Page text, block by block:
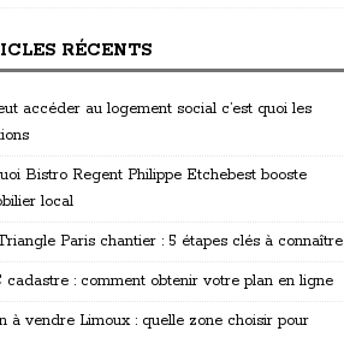
RÉCENTS
accéder au logement social c’est quoi les
Bistro Regent Philippe Etchebest booste
local
Paris chantier : 5 étapes clés à connaître
cadastre : comment obtenir votre plan en ligne
à vendre Limoux : quelle zone choisir pour